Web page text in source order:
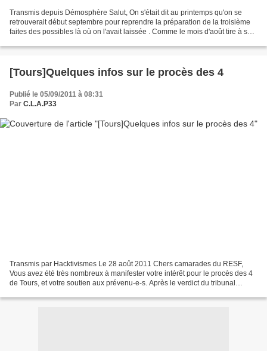
Transmis depuis Démosphère Salut, On s'était dit au printemps qu'on se
retrouverait début septembre pour reprendre la préparation de la troisième
faites des possibles là où on l'avait laissée . Comme le mois d'août tire à sa
[Tours]Quelques infos sur le procès des 4
Publié le 05/09/2011 à 08:31
Par C.L.A.P33
Transmis par Hacktivismes Le 28 août 2011 Chers camarades du RESF,
Vous avez été très nombreux à manifester votre intérêt pour le procès des 4
de Tours, et votre soutien aux prévenu-e-s. Après le verdict du tribunal